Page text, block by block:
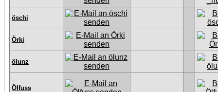
öschi
Örki
ölunz
Ölfuss